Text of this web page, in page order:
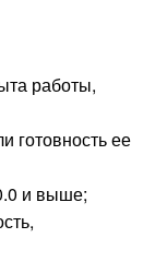
работы,
готовность ее
и выше;